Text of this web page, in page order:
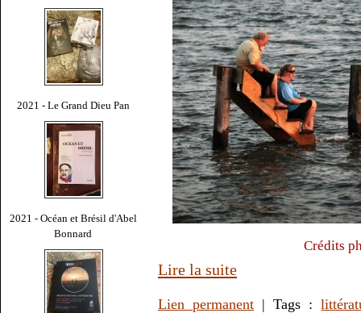
2021 - Le Grand Dieu Pan
2021 - Océan et Brésil d'Abel
Bonnard
Crédits
Lire la suite
Lien permanent | Tags :